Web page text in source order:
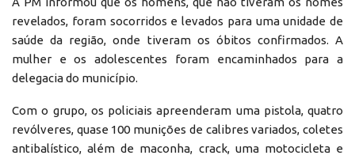
revelados, foram socorridos e levados para uma unidade de
saúde da região, onde tiveram os óbitos confirmados. A
mulher e os adolescentes foram encaminhados para a
delegacia do município.
Com o grupo, os policiais apreenderam uma pistola, quatro
revólveres, quase 100 munições de calibres variados, coletes
antibalístico, além de maconha, crack, uma motocicleta e